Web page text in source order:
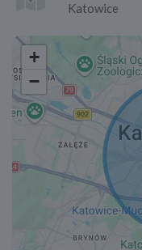
Katowice
+
−